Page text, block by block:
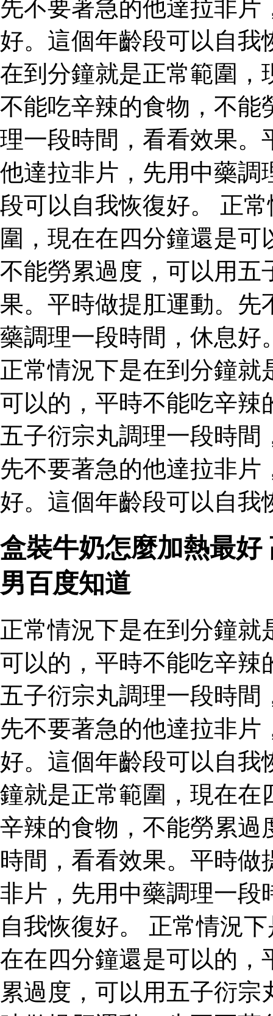
先不要著急的他達拉非
好。這個年齡段可以自
在到分鐘就是正常範圍，
不能吃辛辣的食物，不能
理一段時間，看看效果。
他達拉非片，先用中藥調
段可以自我恢復好。 正
圍，現在在四分鐘還是
不能勞累過度，可以用五
果。平時做提肛運動。先
藥調理一段時間，休息好
正常情況下是在到分鐘
可以的，平時不能吃辛辣
五子衍宗丸調理一段時
先不要著急的他達拉非
好。這個年齡段可以自我
盒裝牛奶怎麼加熱最
男百度知道
正常情況下是在到分鐘
可以的，平時不能吃辛辣
五子衍宗丸調理一段時
先不要著急的他達拉非
好。這個年齡段可以自我
鐘就是正常範圍，現在在
辛辣的食物，不能勞累過
時間，看看效果。平時
非片，先用中藥調理一段
自我恢復好。 正常情況
在在四分鐘還是可以的，
累過度，可以用五子衍